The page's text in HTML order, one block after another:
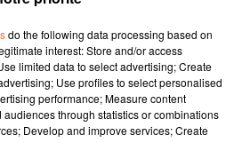
48 sec
JUIN ( SOIR )
do the following data processing based on
interest: Store and/or access
limited data to select advertising; Create
Use profiles to select personalised
performance; Measure content
through statistics or combinations
Develop and improve services; Create